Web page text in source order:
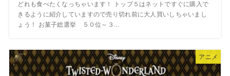
どれも食べたくなっちゃいます！ トップ５はネットですぐに購入で
きるように紹介していますので売り切れ前に大人買いしちゃいまし
ょう！ お菓子総選挙 ５０位～３...
アニメ